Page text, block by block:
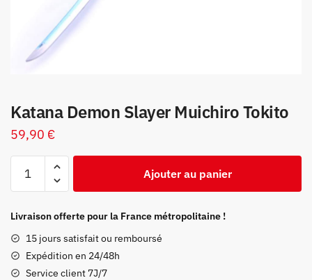
Katana Demon Slayer Muichiro Tokito
59,90 €
Demon
Muichiro
Tokito
Ajouter au panier
Livraison offerte pour la France métropolitaine !
15 jours satisfait ou remboursé
Expédition en 24/48h
Service client 7J/7